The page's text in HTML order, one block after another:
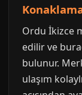
Ordu İkizce
edilir ve
bulunur.
ulaşım